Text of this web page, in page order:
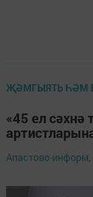
ҖӘМГЫЯТЬ ҺӘМ
«45 ел
Апастово-информ,